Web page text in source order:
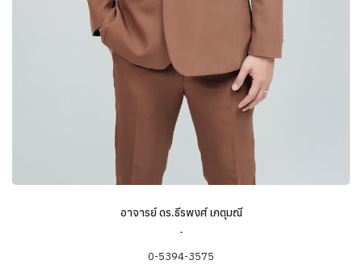
อาจารย์ ดร.ธีรพงศ์ เกตุมณี
-
0-5394-3575